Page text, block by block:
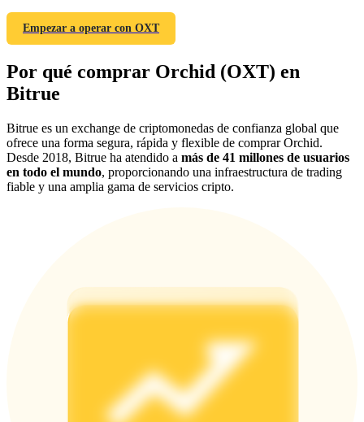
Share 500000 CASHCAT prize pool
Precious Metals Trading Carnival
Trade Gold & Silver · 33,333 USDT Bonus
USDT New User Exclusive 10% APR
Empezar a operar con OXT
Por qué comprar Orchid (OXT) en
Bitrue
Bitrue es un exchange de criptomonedas de confianza global que
ofrece una forma segura, rápida y flexible de comprar Orchid.
Desde 2018, Bitrue ha atendido a más de 41 millones de usuarios
en todo el mundo, proporcionando una infraestructura de trading
fiable y una amplia gama de servicios cripto.